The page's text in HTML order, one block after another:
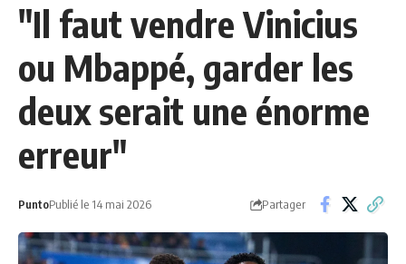
"Il faut vendre Vinicius
ou Mbappé, garder les
deux serait une énorme
erreur"
PuntoPublié le 14 mai 2026 Partager